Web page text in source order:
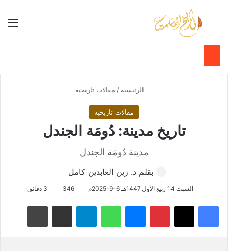
الوضع بحث عن
الرئيسية / مقالات تاريخية
مقالات تاريخية
تاريخ مدينة: دُومَة الجندل
مدينة دُومَة الجندل
بقلم د. زين العابدين كامل
السبت 14 ربيع الأول 1447هـ 6-9-2025م 346
فيسبوك بينتيريست واتساب